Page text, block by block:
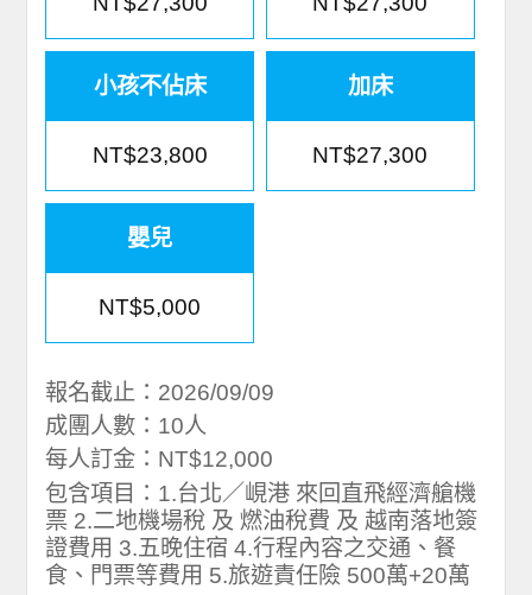
小孩不佔床
NT$23,800
加床
NT$27,300
嬰兒
NT$5,000
報名截止：2026/09/09
成團人數：10人
每人訂金：NT$12,000
包含項目：1.台北／峴港 來回直飛經濟艙機
票 2.二地機場稅 及 燃油稅費 及 越南落地簽
證費用 3.五晚住宿 4.行程內容之交通、餐
食、門票等費用 5.旅遊責任險 500萬+20萬